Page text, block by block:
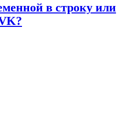
в строку или